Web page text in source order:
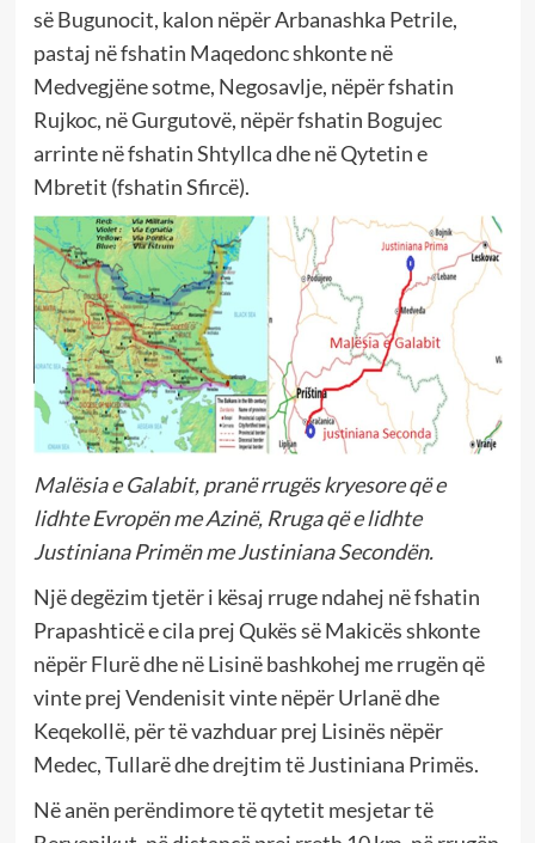
së Bugunocit, kalon nëpër Arbanashka Petrile,
pastaj në fshatin Maqedonc shkonte në
Medvegjëne sotme, Negosavlje, nëpër fshatin
Rujkoc, në Gurgutovë, nëpër fshatin Bogujec
arrinte në fshatin Shtyllca dhe në Qytetin e
Mbretit (fshatin Sfircë).
Malësia e Galabit, pranë rrugës kryesore që e
lidhte Evropën me Azinë, Rruga që e lidhte
Justiniana Primën me Justiniana Secondën.
Një degëzim tjetër i kësaj rruge ndahej në fshatin
Prapashticë e cila prej Qukës së Makicës shkonte
nëpër Flurë dhe në Lisinë bashkohej me rrugën që
vinte prej Vendenisit vinte nëpër Urlanë dhe
Keqekollë, për të vazhduar prej Lisinës nëpër
Medec, Tullarë dhe drejtim të Justiniana Primës.
Në anën perëndimore të qytetit mesjetar të